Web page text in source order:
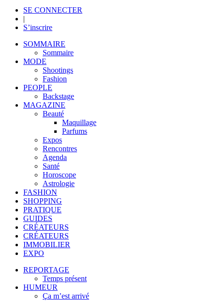
SE CONNECTER
|
S’inscrire
SOMMAIRE
Sommaire
MODE
Shootings
Fashion
PEOPLE
Backstage
MAGAZINE
Beauté
Maquillage
Parfums
Expos
Rencontres
Agenda
Santé
Horoscope
Astrologie
FASHION
SHOPPING
PRATIQUE
GUIDES
CRÉATEURS
CRÉATEURS
IMMOBILIER
EXPO
REPORTAGE
Temps présent
HUMEUR
Ça m’est arrivé